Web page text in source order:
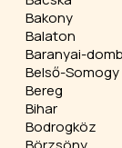
Bakony
Balaton
Baranyai-
Belső-Somogy
Bereg
Bihar
Bodrogköz